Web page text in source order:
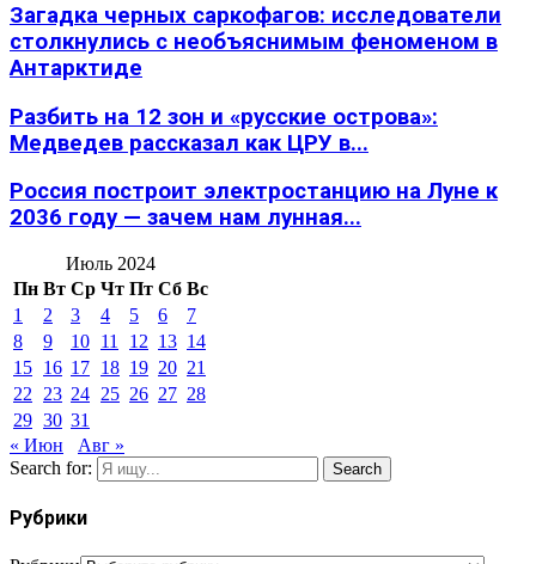
Загадка черных саркофагов: исследователи
столкнулись с необъяснимым феноменом в
Антарктиде
Разбить на 12 зон и «русские острова»:
Медведев рассказал как ЦРУ в...
Россия построит электростанцию на Луне к
2036 году — зачем нам лунная...
Июль 2024
Пн Вт Ср Чт Пт Сб Вс
1
2 3 4 5 6
7
8
9 10 11 12 13 14
15 16 17 18 19 20 21
22
23 24 25 26 27 28
29 30 31
« Июн
Авг »
Search for:
Search
Рубрики